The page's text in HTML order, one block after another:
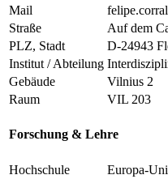
Mail
Straße
Auf dem
PLZ, Stadt
D-24943
Institut / Abteilung
Gebäude
Vilnius 2
Raum
VIL 203
Forschung & Lehre
Hochschule Europa-